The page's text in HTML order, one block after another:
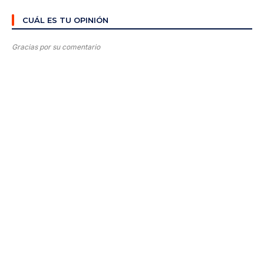
CUÁL ES TU OPINIÓN
Gracias por su comentario